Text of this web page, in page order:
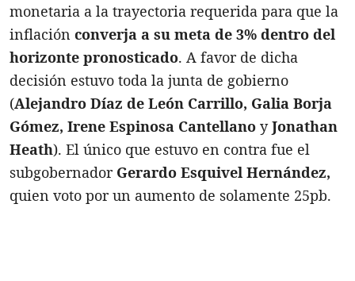
monetaria a la trayectoria requerida para que la
inflación converja a su meta de 3% dentro del
horizonte pronosticado. A favor de dicha
decisión estuvo toda la junta de gobierno
(Alejandro Díaz de León Carrillo, Galia Borja
Gómez, Irene Espinosa Cantellano yJonathan
Heath). El único que estuvo en contra fue el
subgobernador Gerardo Esquivel Hernández,
quien voto por un aumento de solamente 25pb.